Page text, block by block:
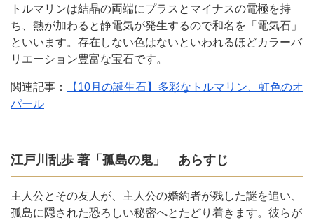
トルマリンは結晶の両端にプラスとマイナスの電極を持
ち、熱が加わると静電気が発生するので和名を「電気石」
といいます。存在しない色はないといわれるほどカラーバ
リエーション豊富な宝石です。
関連記事：
【10月の誕生石】多彩なトルマリン、虹色のオ
パール
江戸川乱歩 著「孤島の鬼」 あらすじ
主人公とその友人が、主人公の婚約者が残した謎を追い、
孤島に隠された恐ろしい秘密へとたどり着きます。彼らが